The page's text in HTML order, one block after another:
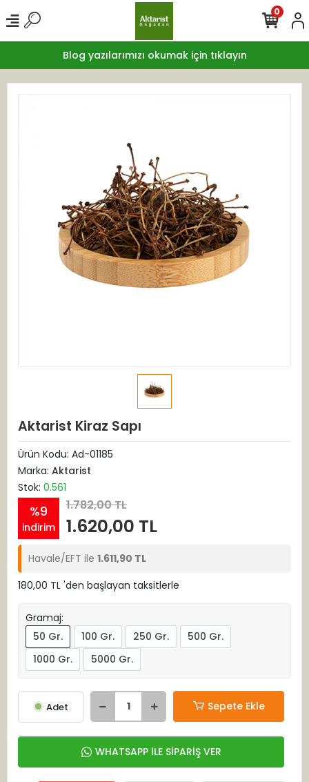
Blog yazılarımızı okumak için tıklayın
0
Aktarist Kiraz Sapı
Ürün Kodu: Ad-01185
Marka: Aktarist
Stok: 0.561
%9
indirim
1.782,00 TL
1.620,00 TL
Havale/EFT ile 1.611,90 TL
180,00 TL 'den başlayan taksitlerle
Gramaj:
50 Gr.
100 Gr. 250 Gr.
500 Gr.
1000 Gr.
5000 Gr.
Adet Sepete Ekle
WHATSAPP İLE SİPARİŞ VER